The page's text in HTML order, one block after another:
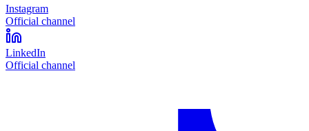
Instagram
Official channel
LinkedIn
Official channel